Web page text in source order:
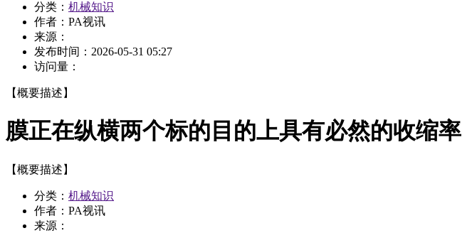
分类： 机械知识
作者：PA视讯
来源：
发布时间： 2026-05-31 05:27
访问量：
【概要描述】
膜正在纵横两个标的目的上具有必然的收缩率
【概要描述】
分类： 机械知识
作者：PA视讯
来源：